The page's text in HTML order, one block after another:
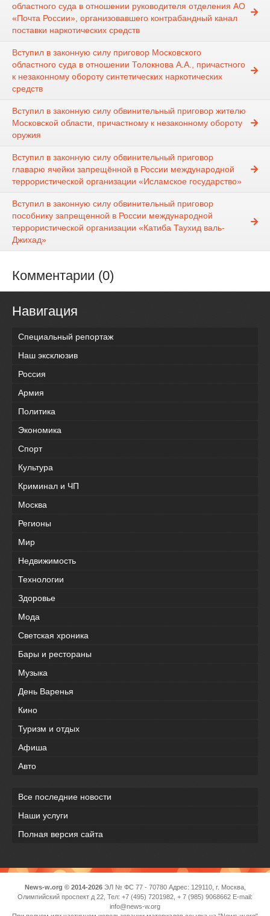
областного суда в отношении руководителя отделения АО
«Почта России», организовавшего контрабандный канал
поставки наркотических средств
Вступил в законную силу приговор Московского
областного суда в отношении Толокнова А.А., причастного
к незаконному обороту синтетических наркотических
средств
Вступил в законную силу обвинительный приговор жителю
Московской области, причастному к незаконному обороту
оружия
Вступил в законную силу обвинительный приговор
главарю ячейки запрещённой в России международной
террористической организации «Исламское государство»
Вступил в законную силу обвинительный приговор
пособнику запрещенной в России международной
террористической организации «Катиба Таухид валь-
Джихад»
Комментарии (0)
Навигация
Специальный репортаж
Наш эксклюзив
Россия
Армия
Политика
Экономика
Спорт
Культура
Криминал и ЧП
Москва
Регионы
Мир
Недвижимость
Технологии
Здоровье
Мода
Светская хроника
Бары и рестораны
Музыка
День Варенья
Кино
Туризм и отдых
Афиша
Авто
Все последние новости
Наши услуги
Полная версия сайта
News-w.org © 2014-2026ЭЛ № ФС 77 - 70780 Адрес: 129110, г. Москва,
Олимпийский проспект д 22, Тел: +7 (495) 7201982, + 7 (985) 9068662 E-mail:
info@news-w.org